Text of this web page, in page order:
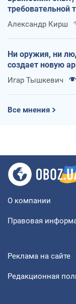
требовательной
Александр Кирш
Ни оружия, ни
создает новую
Игар Тышкевич
Все мнения
О компании
Правовая
Реклама на сайте
Редакционная